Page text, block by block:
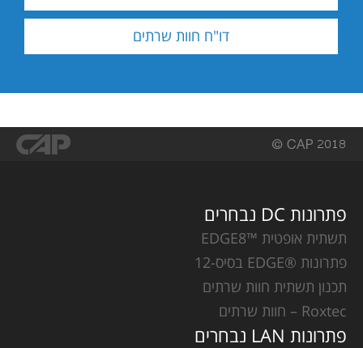
דו"ח חוות שרתים
פתרונות DC נבחרים
תשתית אופטית ™EDGE8
פתרונות ®EDGE בסיס-12
תכנון תשתית חוות שרתים
Roxtec – חוות שרתים
פתרונות LAN נבחרים